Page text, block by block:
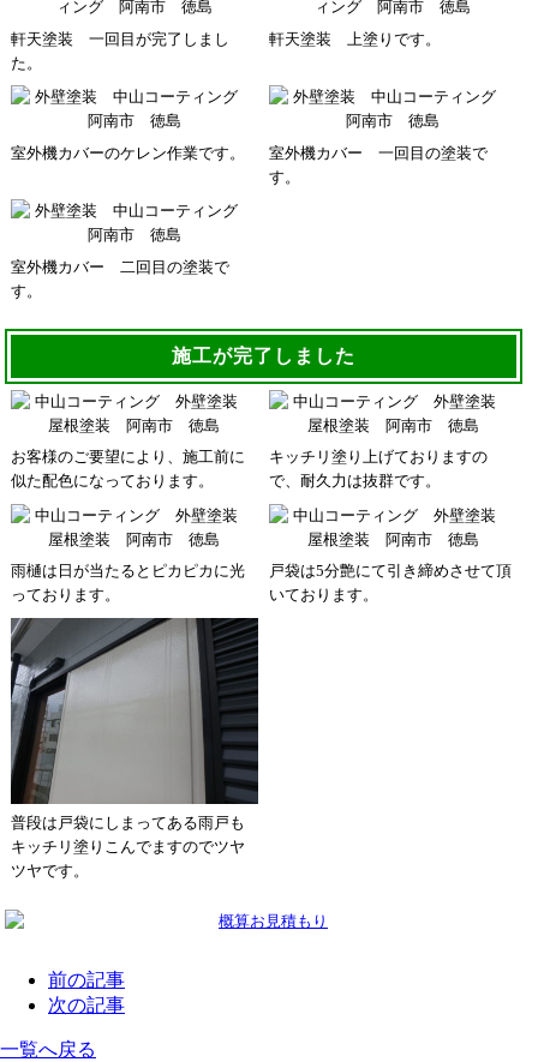
軒天塗装 一回目が完了しまし
た。
軒天塗装 上塗りです。
室外機カバーのケレン作業です。
室外機カバー 一回目の塗装で
す。
室外機カバー 二回目の塗装で
す。
施工が完了しました
お客様のご要望により、施工前に
似た配色になっております。
キッチリ塗り上げておりますの
で、耐久力は抜群です。
雨樋は日が当たるとピカピカに光
っております。
戸袋は5分艶にて引き締めさせて頂
いております。
普段は戸袋にしまってある雨戸も
キッチリ塗りこんでますのでツヤ
ツヤです。
前の記事
次の記事
一覧へ戻る